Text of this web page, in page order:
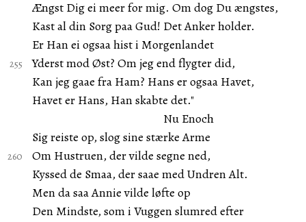
Ængst Dig ei meer for mig. Om dog Du ængstes,
Kast al din Sorg paa Gud! Det Anker holder.
Er Han ei ogsaa hist i Morgenlandet
Yderst mod Øst? Om jeg end flygter did,
Kan jeg gaae fra Ham? Hans er ogsaa Havet,
Havet er Hans, Han skabte det."
Nu Enoch
Sig reiste op, slog sine stærke Arme
Om Hustruen, der vilde segne ned,
Kyssed de Smaa, der saae med Undren Alt.
Men da saa Annie vilde løfte op
Den Mindste, som i Vuggen slumred efter